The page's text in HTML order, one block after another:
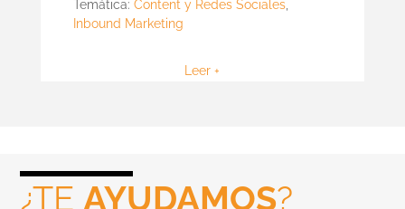
Temática: Content y Redes Sociales,
Inbound Marketing
Leer +
¿TE AYUDAMOS?